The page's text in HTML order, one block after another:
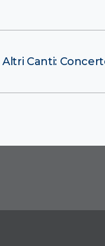
Altri Canti: